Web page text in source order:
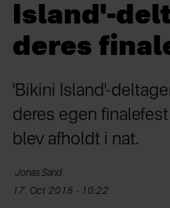
Island'-
deres
'Bikini Island'-
deres egen
blev afholdt i nat.
JonasSand
17. Oct 2015 - 10:22